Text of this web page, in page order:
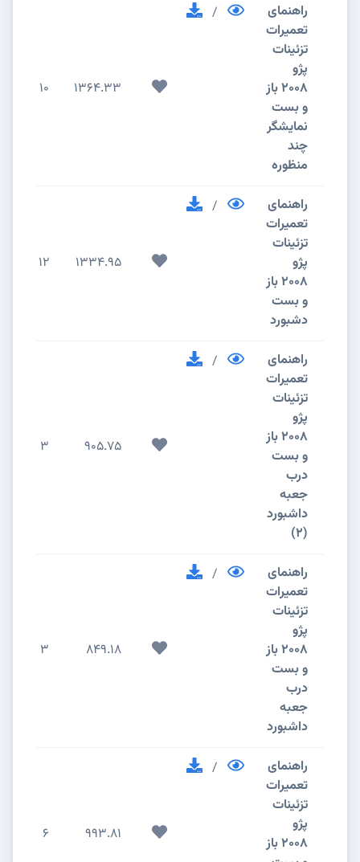
راهنمای
تعمیرات
تزئینات
پژو
2008 باز
و بست
نمایشگر
چند
منظوره
/
1364.33
10
راهنمای
تعمیرات
تزئینات
پژو
2008 باز
و بست
دشبورد
/
1334.95
12
راهنمای
تعمیرات
تزئینات
پژو
2008 باز
و بست
درب
جعبه
داشبورد
(2)
/
905.75
3
راهنمای
تعمیرات
تزئینات
پژو
2008 باز
و بست
درب
جعبه
داشبورد
/
849.18
3
راهنمای
تعمیرات
تزئینات
پژو
2008 باز
/
993.81
6